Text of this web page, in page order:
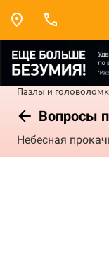
Пазлы и
Вопросы
Небесная